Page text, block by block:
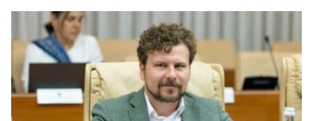
ȘTIREA MEA
Titlu știre+ Adaugă titlu
Fotografie
+ Încarcă imagine